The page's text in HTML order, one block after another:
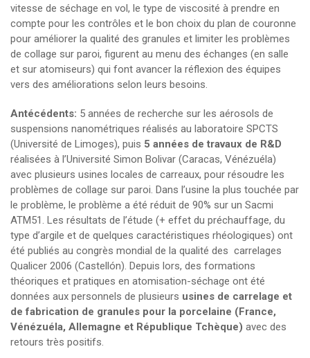
vitesse de séchage en vol, le type de viscosité à prendre en
compte pour les contrôles et le bon choix du plan de couronne
pour améliorer la qualité des granules et limiter les problèmes
de collage sur paroi, figurent au menu des échanges (en salle
et sur atomiseurs) qui font avancer la réflexion des équipes
vers des améliorations selon leurs besoins.
Antécédents: 5 années de recherche sur les aérosols de
suspensions nanométriques réalisés au laboratoire SPCTS
(Université de Limoges), puis 5 années de travaux de R&D
réalisées à l’Université Simon Bolivar (Caracas, Vénézuéla)
avec plusieurs usines locales de carreaux, pour résoudre les
problèmes de collage sur paroi. Dans l’usine la plus touchée par
le problème, le problème a été réduit de 90% sur un Sacmi
ATM51. Les résultats de l’étude (+ effet du préchauffage, du
type d’argile et de quelques caractéristiques rhéologiques) ont
été publiés au congrès mondial de la qualité des carrelages
Qualicer 2006 (Castellón). Depuis lors, des formations
théoriques et pratiques en atomisation-séchage ont été
données aux personnels de plusieurs usines de carrelage et
de fabrication de granules pour la porcelaine (France,
Vénézuéla, Allemagne et République Tchèque) avec des
retours très positifs.